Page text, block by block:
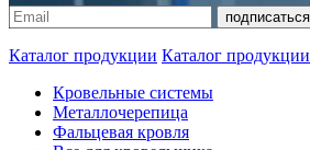
Каталог продукции Каталог продукции
Кровельные системы
Металлочерепица
Фальцевая кровля